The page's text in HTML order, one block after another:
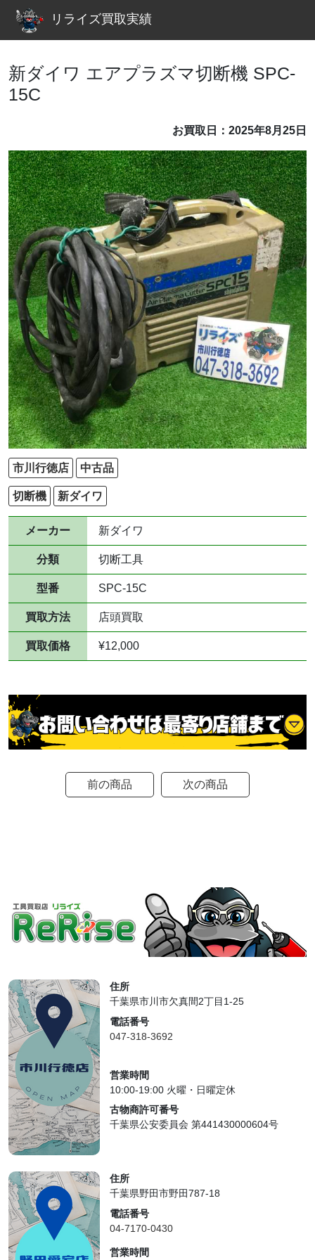
リライズ買取実績
新ダイワ エアプラズマ切断機 SPC-
15C
お買取日：2025年8月25日
市川行徳店 中古品
切断機 新ダイワ
メーカー 新ダイワ
分類 切断工具
型番 SPC-15C
買取方法 店頭買取
買取価格 ¥12,000
前の商品 次の商品
住所
千葉県市川市欠真間2丁目1-25
電話番号
047-318-3692
営業時間
10:00-19:00 火曜・日曜定休
古物商許可番号
千葉県公安委員会 第441430000604号
住所
千葉県野田市野田787-18
電話番号
04-7170-0430
営業時間